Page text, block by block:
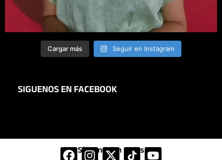
Cargar más Seguir en Instagram
SIGUENOS EN FACEBOOK
Síguenos en redes